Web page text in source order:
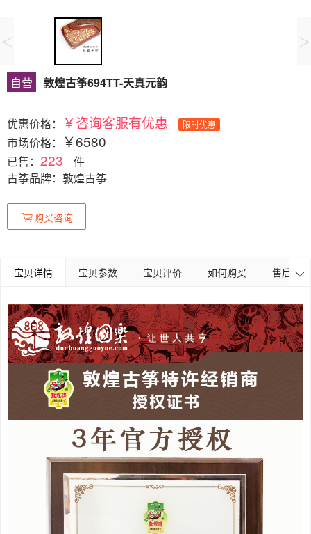
< >
自营 敦煌古筝694TT-天真元韵
优惠价格： ￥咨询客服有优惠 限时优惠
市场价格： ￥6580
已售： 223
件
古筝品牌：敦煌古筝
购买咨询
宝贝详情 宝贝参数 宝贝评价 如何购买 售后保障
